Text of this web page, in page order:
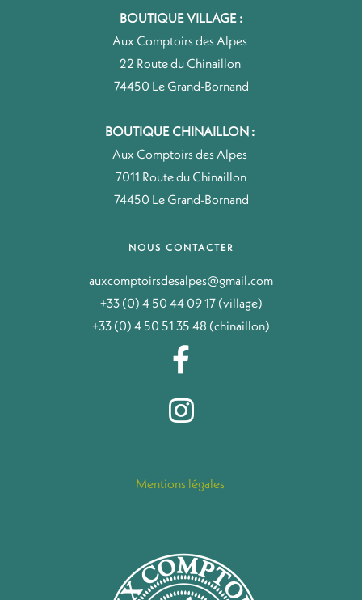
BOUTIQUE VILLAGE :
Aux Comptoirs des Alpes
22 Route du Chinaillon
74450 Le Grand-Bornand
BOUTIQUE CHINAILLON :
Aux Comptoirs des Alpes
7011 Route du Chinaillon
74450 Le Grand-Bornand
NOUS CONTACTER
auxcomptoirsdesalpes@gmail.com
+33 (0) 4 50 44 09 17 (village)
+33 (0) 4 50 51 35 48 (chinaillon)
Mentions légales